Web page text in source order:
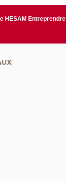
HESAM Entreprendre